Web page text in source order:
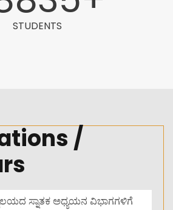
STUDENTS
/
ಸ್ನಾತಕ ಅಧ್ಯಯನ ವಿಭಾಗಗಳಿಗೆ